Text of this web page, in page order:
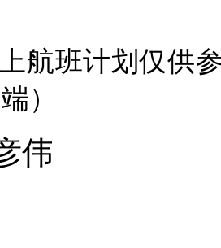
航班计划仅供
）
伟